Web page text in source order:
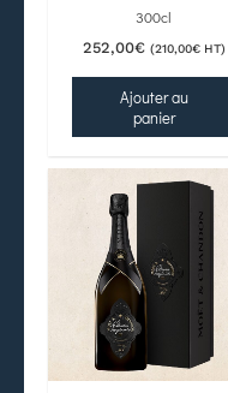
300cl
252,00€ (210,00€HT)
Ajouter au
panier